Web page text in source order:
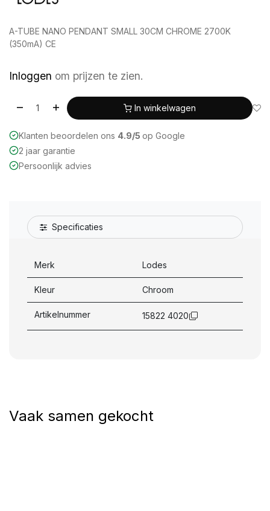
A-TUBE NANO PENDANT SMALL 30CM CHROME 2700K
(350mA) CE
Inloggen om prijzen te zien.
In winkelwagen
Klanten beoordelen ons 4.9/5 op Google
2 jaar garantie
Persoonlijk advies
Specificaties
Merk Lodes
Kleur Chroom
Artikelnummer 15822 4020
Vaak samen gekocht